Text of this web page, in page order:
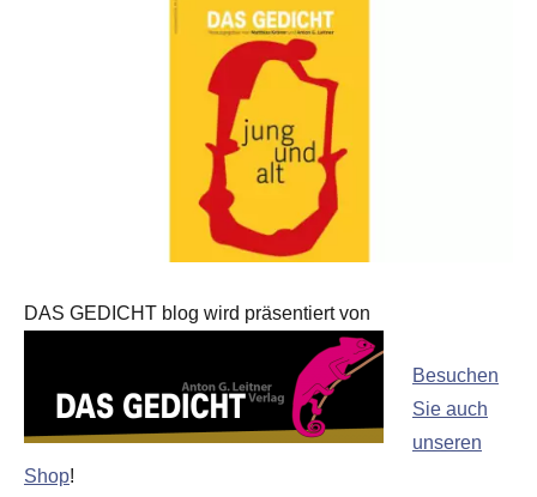
DAS GEDICHT blog wird präsentiert von
Besuchen
Sie auch
unseren
Shop!